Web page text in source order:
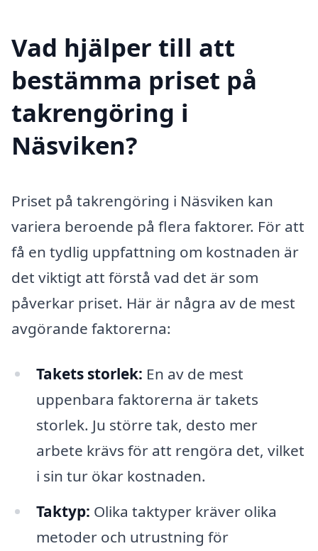
Vad hjälper till att
bestämma priset på
takrengöring i
Näsviken?
Priset på takrengöring i Näsviken kan
variera beroende på flera faktorer. För att
få en tydlig uppfattning om kostnaden är
det viktigt att förstå vad det är som
påverkar priset. Här är några av de mest
avgörande faktorerna:
Takets storlek: En av de mest
uppenbara faktorerna är takets
storlek. Ju större tak, desto mer
arbete krävs för att rengöra det, vilket
i sin tur ökar kostnaden.
Taktyp: Olika taktyper kräver olika
metoder och utrustning för